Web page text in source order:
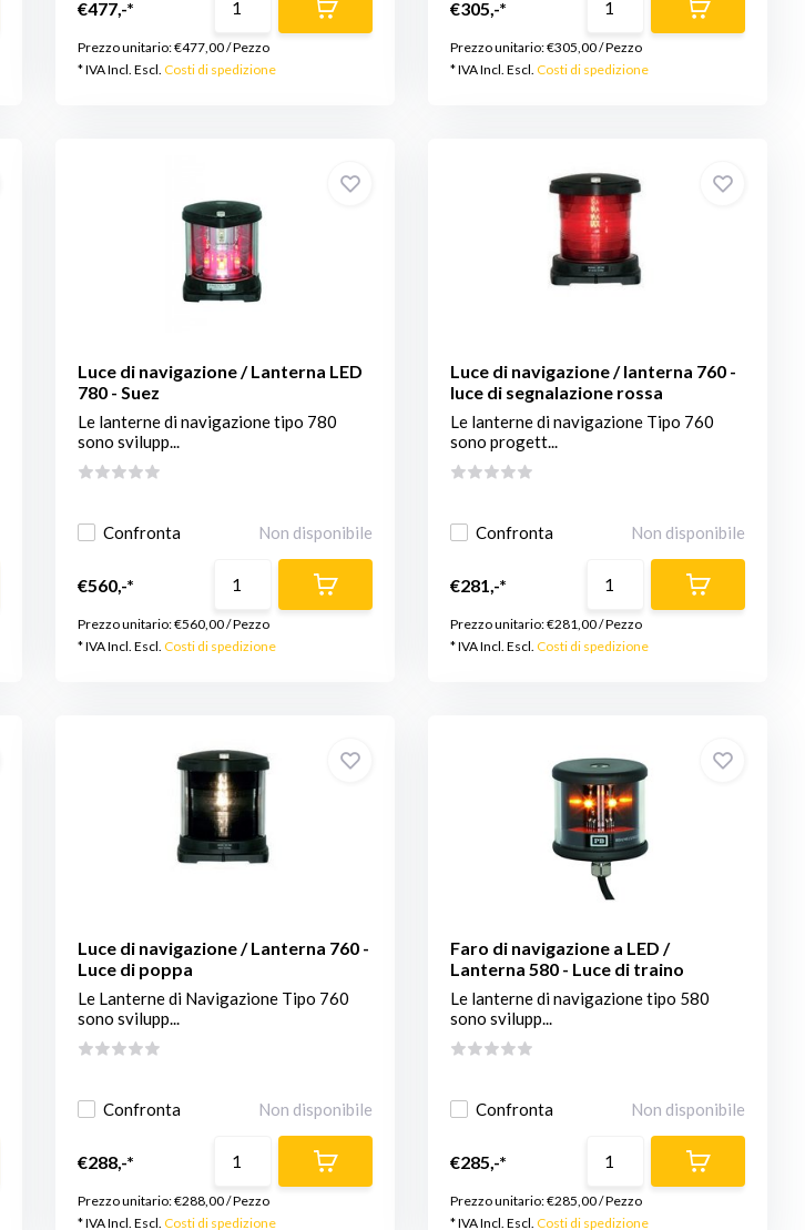
€477,-*
Prezzo unitario:€477,00/Pezzo
* IVA Incl. Escl. Costi di spedizione
€305,-*
Prezzo unitario:€305,00/Pezzo
* IVA Incl. Escl.Costi di spedizione
Luce di navigazione / Lanterna LED
780 - Suez
Le lanterne di navigazione tipo 780
sono svilupp...
Confronta Non disponibile
€560,-*
Prezzo unitario:€560,00/Pezzo
* IVA Incl. Escl. Costi di spedizione
Luce di navigazione / lanterna 760 -
luce di segnalazione rossa
Le lanterne di navigazione Tipo 760
sono progett...
Confronta Non disponibile
€281,-*
Prezzo unitario:€281,00/Pezzo
* IVA Incl. Escl.Costi di spedizione
Luce di navigazione / Lanterna 760 -
Luce di poppa
Le Lanterne di Navigazione Tipo 760
sono svilupp...
Confronta Non disponibile
€288,-*
Prezzo unitario:€288,00/Pezzo
* IVA Incl. Escl. Costi di spedizione
Faro di navigazione a LED /
Lanterna 580 - Luce di traino
Le lanterne di navigazione tipo 580
sono svilupp...
Confronta Non disponibile
€285,-*
Prezzo unitario:€285,00/Pezzo
* IVA Incl. Escl.Costi di spedizione